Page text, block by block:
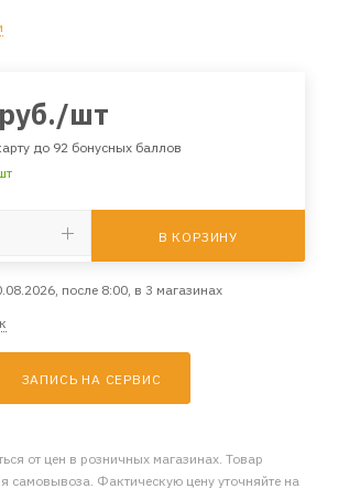
руб./шт
до 92 бонусных баллов
В КОРЗИНУ
после 8:00, в 3 магазинах
ЗАПИСЬ НА СЕРВИС
от цен в розничных магазинах. Товар
самовывоза. Фактическую цену уточняйте на